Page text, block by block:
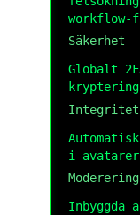
Säkerhet
Globalt
Integritet
i avatarer
Moderering
Inbyggda